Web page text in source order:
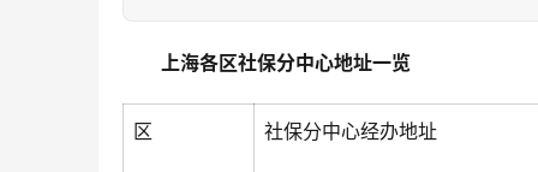
上海各区社保分中心地址一览
区 社保分中心经办地址